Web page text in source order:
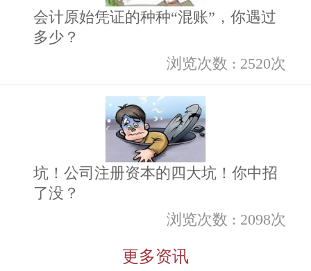
会计原始凭证的种种“混账”，你遇过
多少？
浏览次数 : 2520次
坑！公司注册资本的四大坑！你中招
了没？
浏览次数 : 2098次
更多资讯